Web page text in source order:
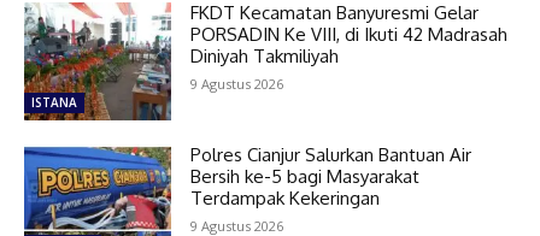
ISTANA
FKDT Kecamatan Banyuresmi Gelar
PORSADIN Ke VIII, di Ikuti 42 Madrasah
Diniyah Takmiliyah
9 Agustus 2026
Polres Cianjur Salurkan Bantuan Air
Bersih ke-5 bagi Masyarakat
Terdampak Kekeringan
9 Agustus 2026